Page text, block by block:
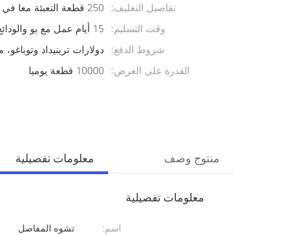
تفاصيل التغليف: 250 قطعة التعبئة معا في 300 * 250 * 152 مم الكرتون
وقت التسليم:
15 أيام عمل مع بو والودائع
شروط الدفع: دولارات ترينيداد
القدرة على العرض: 10000 قطعة يوميا
معلومات تفصيلية منتوج وصف
معلومات تفصيلية
اسم: تشوه المفاصل